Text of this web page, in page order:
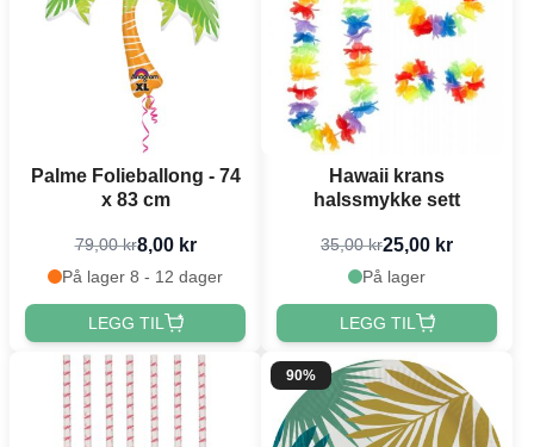
Palme Folieballong - 74
x 83 cm
79,00 kr8,00 kr
På lager 8 - 12 dager
LEGG TIL
Hawaii krans
halssmykke sett
35,00 kr25,00 kr
På lager
LEGG TIL
90%